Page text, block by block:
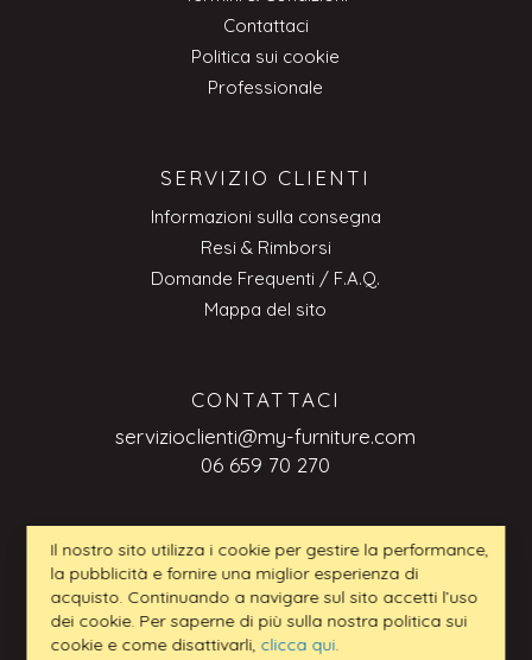
Contattaci
Politica sui cookie
Professionale
SERVIZIO CLIENTI
Informazioni sulla consegna
Resi & Rimborsi
Domande Frequenti / F.A.Q.
Mappa del sito
CONTATTACI
servizioclienti@my-furniture.com
06 659 70 270
RICHIESTE BUSINESS-TO-BUSINESS
servizioclienti@my-furniture.com
Il nostro sito utilizza i cookie per gestire la performance,
la pubblicità e fornire una miglior esperienza di
acquisto. Continuando a navigare sul sito accetti l’uso
dei cookie. Per saperne di più sulla nostra politica sui
cookie e come disattivarli, clicca qui.